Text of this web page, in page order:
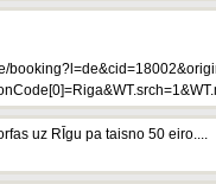
uz RĪgu pa taisno 50 eiro....